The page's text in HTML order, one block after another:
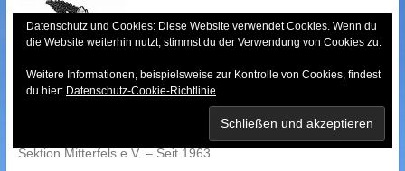
content
Bayerischer Wald-
Sektion Mitterfels e.V. – Seit 1963
Datenschutz und Cookies: Diese Website verwendet Cookies. Wenn du
die Website weiterhin nutzt, stimmst du der Verwendung von Cookies zu.
Weitere Informationen, beispielsweise zur Kontrolle von Cookies, findest
du hier: Datenschutz-Cookie-Richtlinie